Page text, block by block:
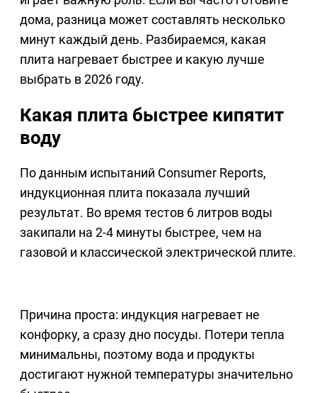
дома, разница может составлять несколько
минут каждый день. Разбираемся, какая
плита нагревает быстрее и какую лучше
выбрать в 2026 году.
Какая плита быстрее кипятит
воду
По данным испытаний Consumer Reports,
индукционная плита показала лучший
результат. Во время тестов 6 литров воды
закипали на 2-4 минуты быстрее, чем на
газовой и классической электрической плите.
Причина проста: индукция нагревает не
конфорку, а сразу дно посуды. Потери тепла
минимальны, поэтому вода и продукты
достигают нужной температуры значительно